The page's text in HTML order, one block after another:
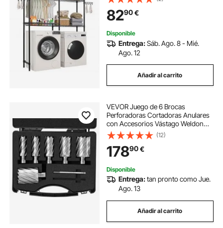
dos Filas para Lavadora, Ahorra
Espacio para Lavadero, Color
Negro
8290€
Disponible
Entrega:Sáb. Ago. 8 - Mié.
Ago. 12
Añadir al carrito
VEVOR Juego de 6 Brocas
Perforadoras Cortadoras Anulares
con Accesorios Vástago Weldon
Diámetro 25-50,8 mm Profundidad
de 2"/50,8mm en Acero Rápido
HSS Accesorios para Perforación
Magnética en Metales
(12)
17890€
Disponible
Entrega:tan pronto como Jue.
Ago. 13
Añadir al carrito